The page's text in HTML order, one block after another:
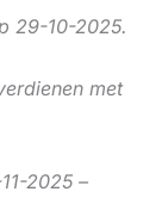
29-10-2025.
met
2025 –